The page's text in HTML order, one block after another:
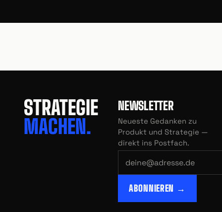
STRATEGIE
MACHEN.
NEWSLETTER
Neueste Gedanken zu
Produkt und Strategie —
direkt ins Postfach.
ABONNIEREN →